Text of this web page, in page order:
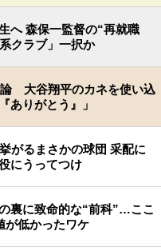
へ 森保一監督の“再就職
クラブ」一択か
大谷翔平のカネを使い込
ありがとう』」
がるまさかの球団 采配に
にうってつけ
裏に致命的な“前科”…ここ
が低かったワケ